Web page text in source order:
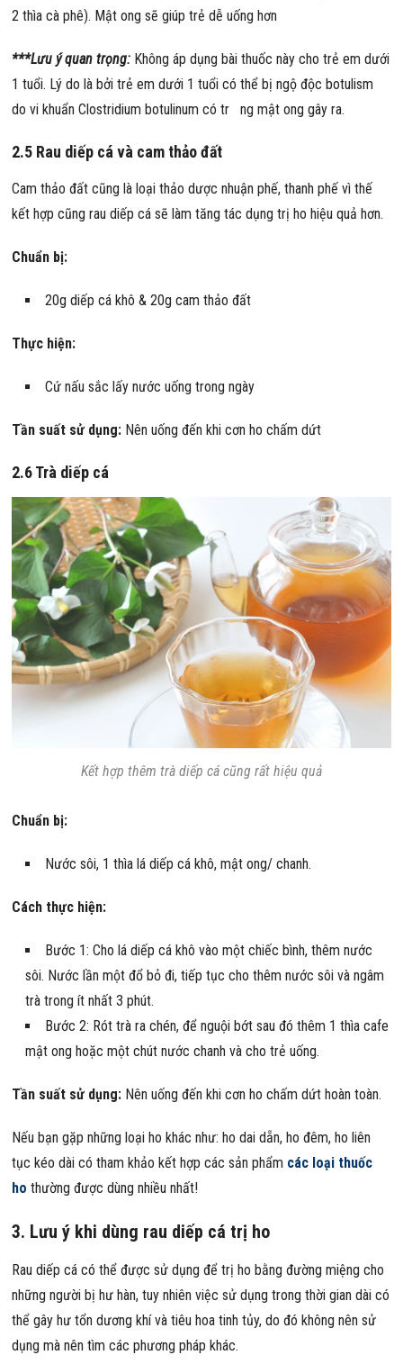
2 thìa cà phê). Mật ong sẽ giúp trẻ dễ uống hơn
***Lưu ý quan trọng: Không áp dụng bài thuốc này cho trẻ em dưới
1 tuổi. Lý do là bởi trẻ em dưới 1 tuổi có thể bị ngộ độc botulism
do vi khuẩn Clostridium botulinum có tr ng mật ong gây ra.
2.5 Rau diếp cá và cam thảo đất
Cam thảo đất cũng là loại thảo dược nhuận phế, thanh phế vì thế
kết hợp cũng rau diếp cá sẽ làm tăng tác dụng trị ho hiệu quả hơn.
Chuẩn bị:
20g diếp cá khô & 20g cam thảo đất
Thực hiện:
Cứ nấu sắc lấy nước uống trong ngày
Tần suất sử dụng: Nên uống đến khi cơn ho chấm dứt
2.6 Trà diếp cá
Kết hợp thêm trà diếp cá cũng rất hiệu quả
Chuẩn bị:
Nước sôi, 1 thìa lá diếp cá khô, mật ong/ chanh.
Cách thực hiện:
Bước 1: Cho lá diếp cá khô vào một chiếc bình, thêm nước
sôi. Nước lần một đổ bỏ đi, tiếp tục cho thêm nước sôi và ngâm
trà trong ít nhất 3 phút.
Bước 2: Rót trà ra chén, để nguội bớt sau đó thêm 1 thìa cafe
mật ong hoặc một chút nước chanh và cho trẻ uống.
Tần suất sử dụng: Nên uống đến khi cơn ho chấm dứt hoàn toàn.
Nếu bạn gặp những loại ho khác như: ho dai dẵn, ho đêm, ho liên
tục kéo dài có tham khảo kết hợp các sản phẩm các loại thuốc
ho thường được dùng nhiều nhất!
3. Lưu ý khi dùng rau diếp cá trị ho
Rau diếp cá có thể được sử dụng để trị ho bằng đường miệng cho
những người bị hư hàn, tuy nhiên việc sử dụng trong thời gian dài có
thể gây hư tổn dương khí và tiêu hoa tinh tủy, do đó không nên sử
dụng mà nên tìm các phương pháp khác.